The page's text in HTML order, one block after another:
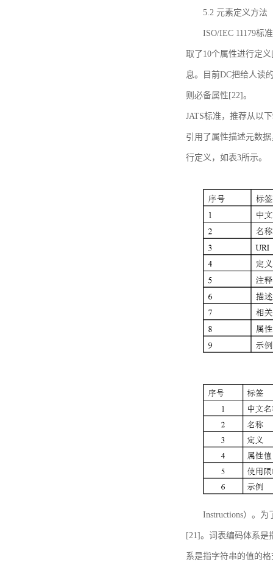
5.2 元素定义方法
ISO/IEC 11179标
取了10个属性进行定
息。目前DC把给人读
则必备属性[22]。
JATS标准，推荐从以
引用了属性描述元数
行定义，如表3所示。
Instructions）。
[21]。词表编码体系是
系是指字符串的值的